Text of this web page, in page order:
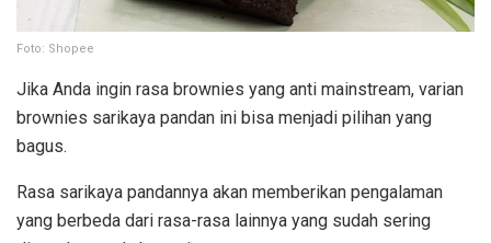
Foto: Shopee
Jika Anda ingin rasa brownies yang anti mainstream, varian
brownies sarikaya pandan ini bisa menjadi pilihan yang
bagus.
Rasa sarikaya pandannya akan memberikan pengalaman
yang berbeda dari rasa-rasa lainnya yang sudah sering